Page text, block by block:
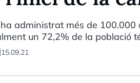
administrat més de
un 72,2% de la població
|15.09.21